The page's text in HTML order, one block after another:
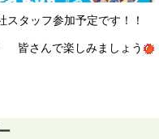
スタッフ参加予定です！！
皆さんで楽しみましょう